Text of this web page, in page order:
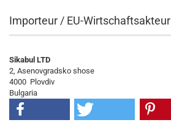
Importeur / EU-Wirtschaftsakteur
Sikabul LTD
2, Asenovgradsko shose
4000 Plovdiv
Bulgaria